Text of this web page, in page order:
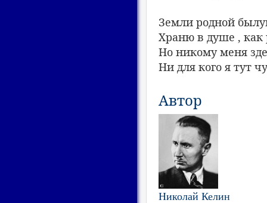
Земли родной
Храню в душе ,
Но никому меня
Ни для кого я тут
Автор
Николай Келин